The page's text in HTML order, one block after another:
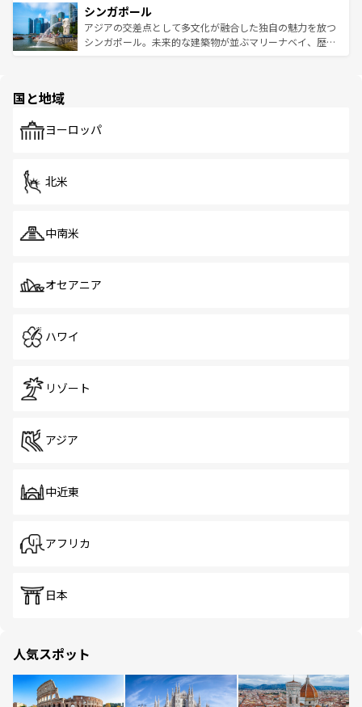
参照してほしい。
激する。気候は一年中温暖で、どの季節にも異なる楽しみ
が待っている。親しみやすいタイの人々、仏教を中心とし
た文化、そして多様な観光資源が、訪れる旅人を魅了し続
み、どこを訪れても感動するはず。観光スポットが密集し
ており、効率よく見どころを回れるのも魅力。息をのむよ
うな絶景から文化的な体験まで、香港を存分に楽しみ尽く
シンガポール
アジアの交差点として多文化が融合した独自の魅力を放つ
シンガポール。未来的な建築物が並ぶマリーナベイ、歴史
で、ホーカーズは地元の風情を楽しめる外せないスポット
国と地域
ヨーロッパ
北米
中南米
オセアニア
ハワイ
リゾート
アジア
中近東
アフリカ
日本
人気スポット